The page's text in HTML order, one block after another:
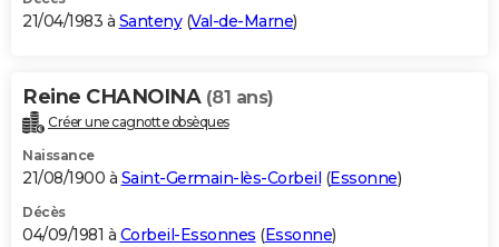
21/04/1983 à Santeny(Val-de-Marne)
Reine CHANOINA (81 ans)
Créer une cagnotte obsèques
Naissance
21/08/1900 à Saint-Germain-lès-Corbeil (Essonne)
Décès
04/09/1981 à Corbeil-Essonnes (Essonne)